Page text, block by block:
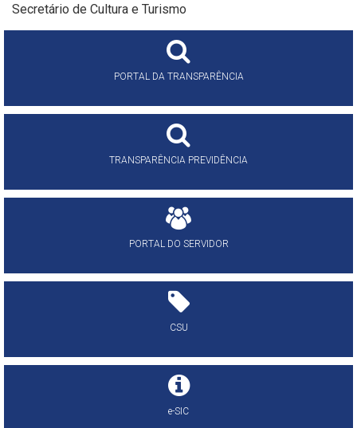
Secretário de Cultura e Turismo
PORTAL DA TRANSPARÊNCIA
TRANSPARÊNCIA PREVIDÊNCIA
PORTAL DO SERVIDOR
CSU
e-SIC